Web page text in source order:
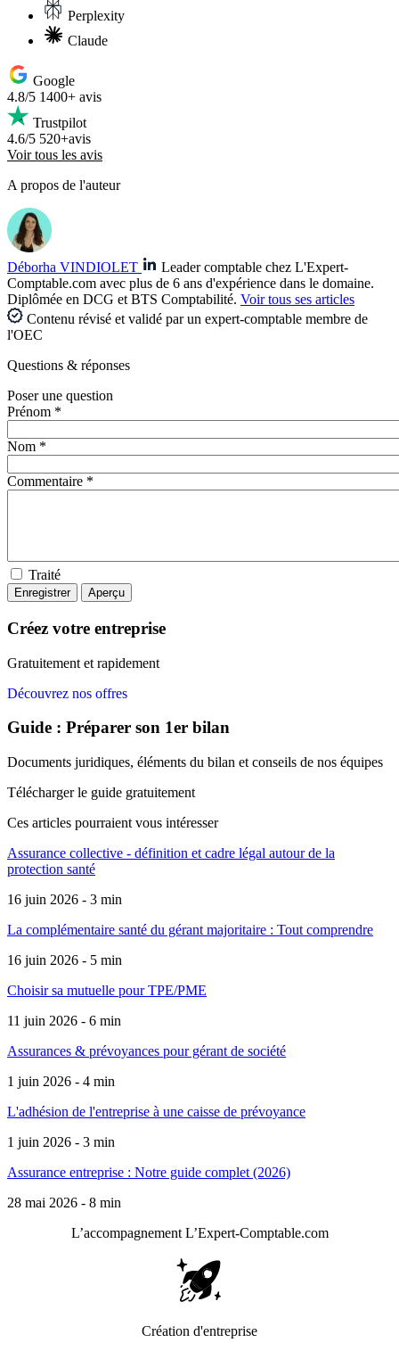
Perplexity
Claude
Google
4.8/5 1400+ avis
Trustpilot
4.6/5 520+avis
Voir tous les avis
A propos de l'auteur
Déborha VINDIOLET
Leader comptable chez L'Expert-
Comptable.com avec plus de 6 ans d'expérience dans le domaine.
Diplômée en DCG et BTS Comptabilité. Voir tous ses articles
Contenu révisé et validé par un expert-comptable membre de
l'OEC
Questions & réponses
Poser une question
Prénom *
Nom *
Commentaire *
Traité
Créez votre entreprise
Gratuitement et rapidement
Découvrez nos offres
Guide : Préparer son 1er bilan
Documents juridiques, éléments du bilan et conseils de nos équipes
Télécharger le guide gratuitement
Ces articles pourraient vous intéresser
Assurance collective - définition et cadre légal autour de la
protection santé
16 juin 2026 - 3 min
La complémentaire santé du gérant majoritaire : Tout comprendre
16 juin 2026 - 5 min
Choisir sa mutuelle pour TPE/PME
11 juin 2026 - 6 min
Assurances & prévoyances pour gérant de société
1 juin 2026 - 4 min
L'adhésion de l'entreprise à une caisse de prévoyance
1 juin 2026 - 3 min
Assurance entreprise : Notre guide complet (2026)
28 mai 2026 - 8 min
L’accompagnement L’Expert-Comptable.com
Création d'entreprise